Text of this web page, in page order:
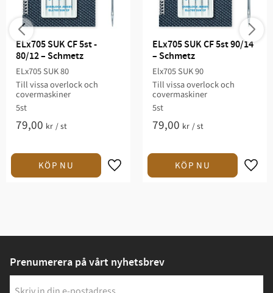
ELx705 SUK CF 5st -
80/12 – Schmetz
ELx705 SUK 80
Till vissa overlock och
covermaskiner
5st
79,00 kr /st
ELx705 SUK CF 5st 90/14
– Schmetz
Elx705 SUK 90
Till vissa overlock och
covermaskiner
5st
79,00 kr /st
Prenumerera på vårt nyhetsbrev